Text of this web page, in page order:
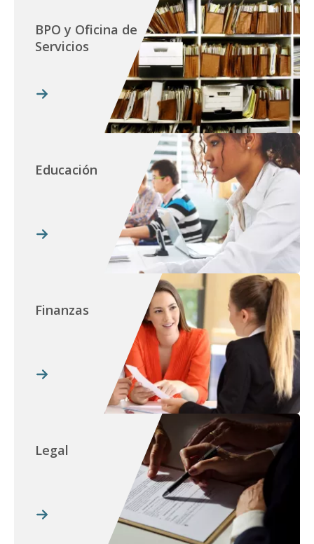
BPO y Oficina de
Servicios
Educación
Finanzas
Legal